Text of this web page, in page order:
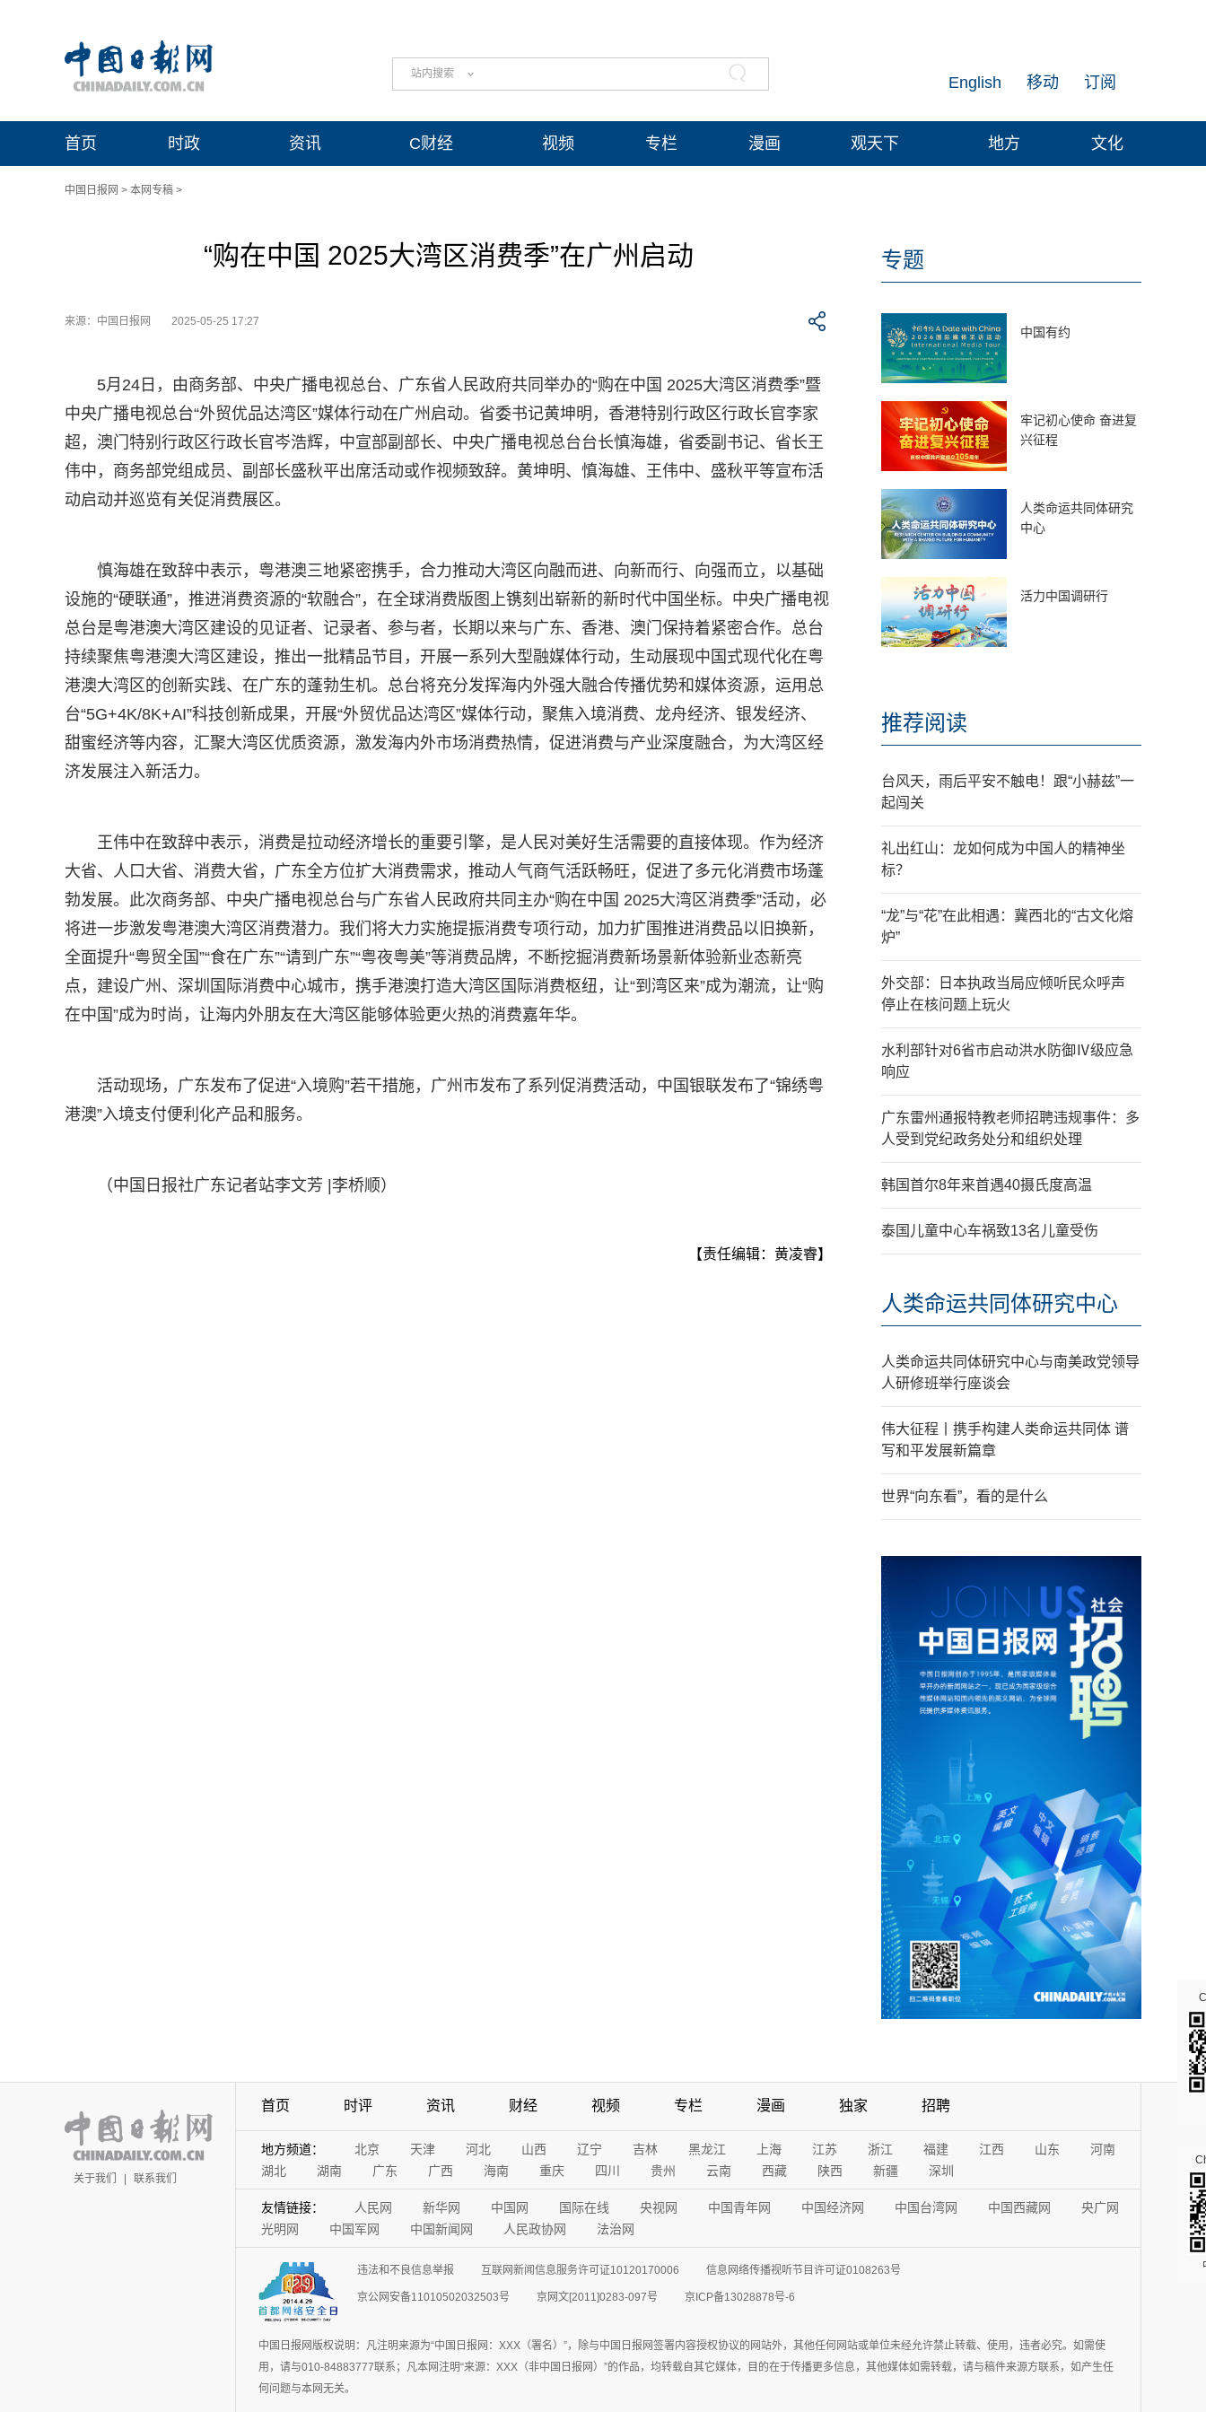
站内搜索 订阅
移动
English
首页 时政 资讯 C财经 视频 专栏 漫画 观天下 地方 文化
中国日报网 > 本网专稿 >
“购在中国 2025大湾区消费季”在广州启动
来源：中国日报网 2025-05-25 17:27
5月24日，由商务部、中央广播电视总台、广东省人民政府共同举办的“购在中国 2025大湾区消费季”暨
中央广播电视总台“外贸优品达湾区”媒体行动在广州启动。省委书记黄坤明，香港特别行政区行政长官李家
超，澳门特别行政区行政长官岑浩辉，中宣部副部长、中央广播电视总台台长慎海雄，省委副书记、省长王
伟中，商务部党组成员、副部长盛秋平出席活动或作视频致辞。黄坤明、慎海雄、王伟中、盛秋平等宣布活
动启动并巡览有关促消费展区。
慎海雄在致辞中表示，粤港澳三地紧密携手，合力推动大湾区向融而进、向新而行、向强而立，以基础
设施的“硬联通”，推进消费资源的“软融合”，在全球消费版图上镌刻出崭新的新时代中国坐标。中央广播电视
总台是粤港澳大湾区建设的见证者、记录者、参与者，长期以来与广东、香港、澳门保持着紧密合作。总台
持续聚焦粤港澳大湾区建设，推出一批精品节目，开展一系列大型融媒体行动，生动展现中国式现代化在粤
港澳大湾区的创新实践、在广东的蓬勃生机。总台将充分发挥海内外强大融合传播优势和媒体资源，运用总
台“5G+4K/8K+AI”科技创新成果，开展“外贸优品达湾区”媒体行动，聚焦入境消费、龙舟经济、银发经济、
甜蜜经济等内容，汇聚大湾区优质资源，激发海内外市场消费热情，促进消费与产业深度融合，为大湾区经
济发展注入新活力。
王伟中在致辞中表示，消费是拉动经济增长的重要引擎，是人民对美好生活需要的直接体现。作为经济
大省、人口大省、消费大省，广东全方位扩大消费需求，推动人气商气活跃畅旺，促进了多元化消费市场蓬
勃发展。此次商务部、中央广播电视总台与广东省人民政府共同主办“购在中国 2025大湾区消费季”活动，必
将进一步激发粤港澳大湾区消费潜力。我们将大力实施提振消费专项行动，加力扩围推进消费品以旧换新，
全面提升“粤贸全国”“食在广东”“请到广东”“粤夜粤美”等消费品牌，不断挖掘消费新场景新体验新业态新亮
点，建设广州、深圳国际消费中心城市，携手港澳打造大湾区国际消费枢纽，让“到湾区来”成为潮流，让“购
在中国”成为时尚，让海内外朋友在大湾区能够体验更火热的消费嘉年华。
活动现场，广东发布了促进“入境购”若干措施，广州市发布了系列促消费活动，中国银联发布了“锦绣粤
港澳”入境支付便利化产品和服务。
（中国日报社广东记者站李文芳 |李桥顺）
【责任编辑：黄凌睿】
专题
中国有约
牢记初心使命 奋进复
兴征程
人类命运共同体研究
中心
活力中国调研行
推荐阅读
台风天，雨后平安不触电！跟“小赫兹”一
起闯关
礼出红山：龙如何成为中国人的精神坐
标？
“龙”与“花”在此相遇：冀西北的“古文化熔
炉”
外交部：日本执政当局应倾听民众呼声
停止在核问题上玩火
水利部针对6省市启动洪水防御Ⅳ级应急
响应
广东雷州通报特教老师招聘违规事件：多
人受到党纪政务处分和组织处理
韩国首尔8年来首遇40摄氏度高温
泰国儿童中心车祸致13名儿童受伤
人类命运共同体研究中心
人类命运共同体研究中心与南美政党领导
人研修班举行座谈会
伟大征程丨携手构建人类命运共同体 谱
写和平发展新篇章
世界“向东看”，看的是什么
关于我们 | 联系我们
首页 时评 资讯 财经 视频 专栏 漫画 独家 招聘
地方频道： 北京 天津 河北 山西 辽宁 吉林 黑龙江 上海 江苏 浙江 福建 江西 山东
河南
湖北
湖南 广东 广西 海南 重庆 四川 贵州 云南 西藏 陕西 新疆 深圳
友情链接： 人民网 新华网 中国网 国际在线 央视网 中国青年网 中国经济网 中国台湾网 中国西藏网
央广网
光明网
中国军网 中国新闻网 人民政协网 法治网
违法和不良信息举报 互联网新闻信息服务许可证10120170006 信息网络传播视听节目许可证0108263号
京公网安备11010502032503号 京网文[2011]0283-097号 京ICP备13028878号-6
中国日报网版权说明：凡注明来源为“中国日报网：XXX（署名）”，除与中国日报网签署内容授权协议的网站外，其他任何网站或单位未经允许禁止转载、使用，违者必究。如需使
用，请与010-84883777联系；凡本网注明“来源：XXX（非中国日报网）”的作品，均转载自其它媒体，目的在于传播更多信息，其他媒体如需转载，请与稿件来源方联系，如产生任
何问题与本网无关。